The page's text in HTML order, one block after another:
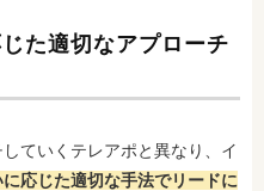
た適切なアプローチ
ていくテレアポと異なり、イ
応じた適切な手法でリードに